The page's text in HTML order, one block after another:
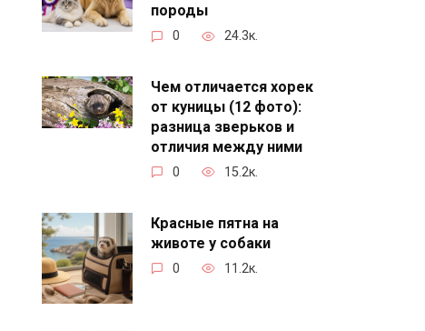
породы
0 24.3к.
Чем отличается хорек
от куницы (12 фото):
разница зверьков и
отличия между ними
0 15.2к.
Красные пятна на
животе у собаки
0 11.2к.